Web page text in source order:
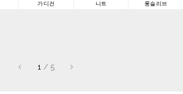
가디건 니트 롱슬리브
1 / 5